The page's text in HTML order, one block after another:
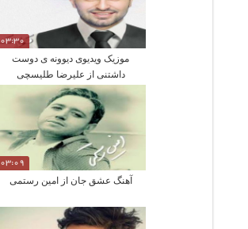
03:30
موزیک ویدیوی دیوونه ی دوست
داشتنی از علیرضا طلیسچی
03:09
آهنگ عشق جان از امین رستمی